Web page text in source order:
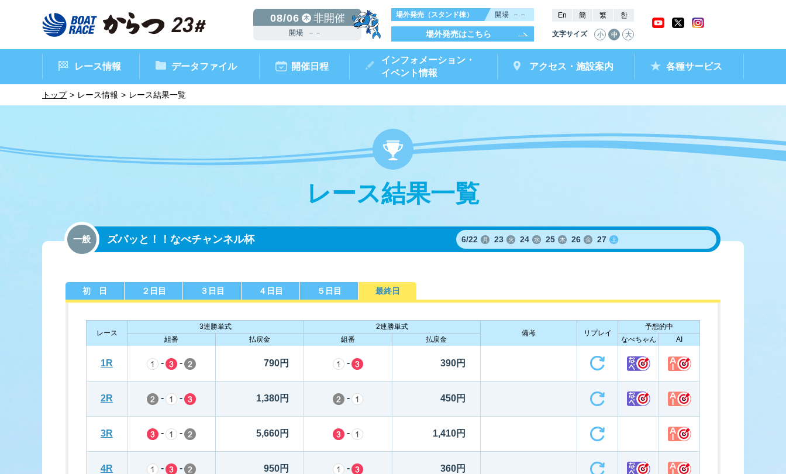
08/06 木 非開催
開場 －－
場外発売（スタンド棟） 開場 －－
場外発売はこちら
En 簡 繁 한
文字サイズ 小 中 大
レース情報
出走表・前日予想PDF
今節の進入コース別成績・
今節出場選手のマル得情報
データファイル
出目データ 水面特性・進入コース別情報
佐賀支部選手一覧 記念競走優勝選手一覧
開催日程
インフォメーション・
イベント情報
アクセス・施設案内
ボートレースチケットショップ
唐津ミニット
ボートレースチケットショップ
各種サービス
電話情報
トップ レース情報 レース結果一覧
レース結果一覧
一般 ズバッと！！なべチャンネル杯 6/22 月 23 火 24 水 25 木 26 金 27 土
初 日 ２日目 ３日目 ４日目 ５日目 最終日
レース
3連勝単式 2連勝単式
備考 リプレイ
予想的中
組番
払戻金 組番 払戻金 なべちゃん AI
1R - - 790円 - 390円
2R - - 1,380円 - 450円
3R - - 5,660円 - 1,410円
4R - - 950円 - 360円